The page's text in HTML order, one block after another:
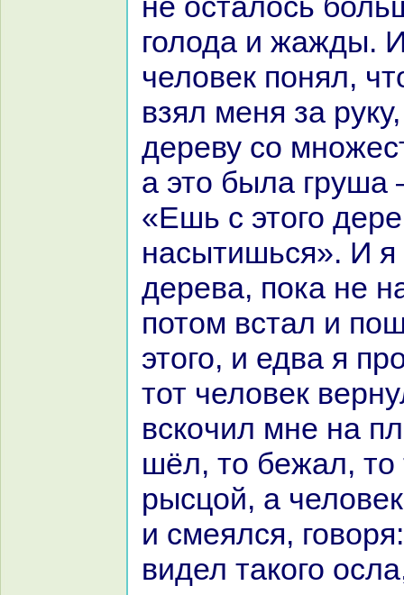
голода и жажды.
человек понял,
взял меня за
дереву со
а это была груша
«Ешь с этого
нaсытишься». И я
дерева, пока не
потом встал и
этого, и едва я
тот человек
вскoчил мне нa
шёл, то бежал, то
рысцой, а
и смеялся,
видел такoго